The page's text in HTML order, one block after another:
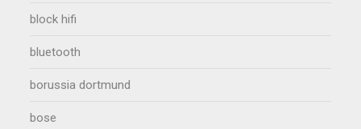
block hifi
bluetooth
borussia dortmund
bose